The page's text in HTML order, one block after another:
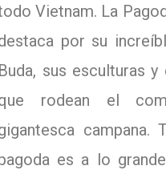
Vietnam. La
por su
Buda, sus esculturas
rodean el
campana.
es a lo